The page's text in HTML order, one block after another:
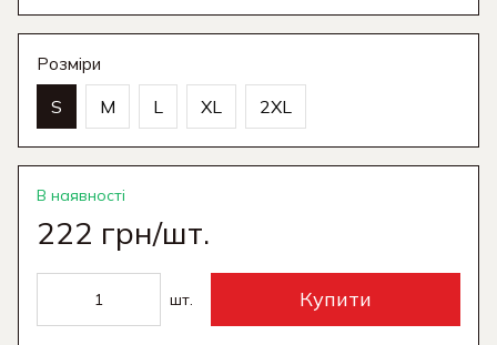
Розміри
S M L XL 2XL
В наявності
222 грн/шт.
шт. Купити